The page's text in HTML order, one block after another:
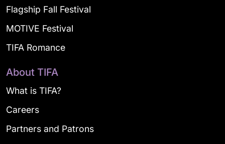
Flagship Fall Festival
MOTIVE Festival
TIFA Romance
About TIFA
What is TIFA?
Careers
Partners and Patrons